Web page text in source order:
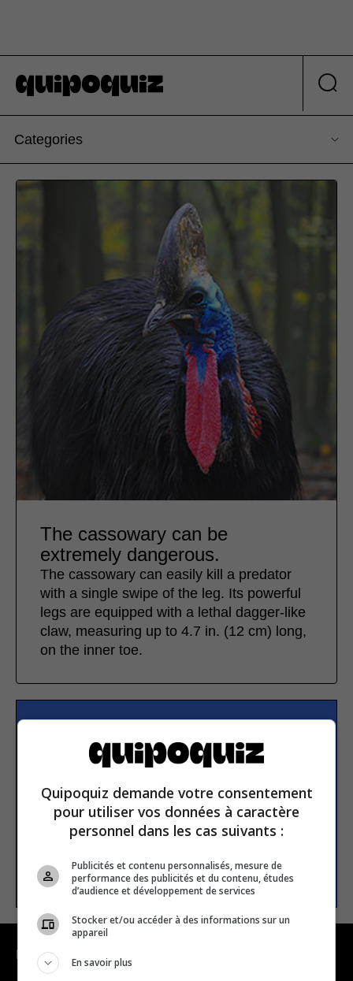
Categories
The cassowary can be
extremely dangerous.
The cassowary can easily kill a predator
with a single swipe of the leg. Its powerful
legs are equipped with a lethal dagger-like
claw, measuring up to 4.7 in. (12 cm) long,
on the inner toe.
newsletter
Email address
SUBSCRIBE
NAVIGATION
Quipoquiz demande votre consentement
pour utiliser vos données à caractère
personnel dans les cas suivants :
Publicités et contenu personnalisés, mesure de
performance des publicités et du contenu, études
d’audience et développement de services
Stocker et/ou accéder à des informations sur un
appareil
En savoir plus